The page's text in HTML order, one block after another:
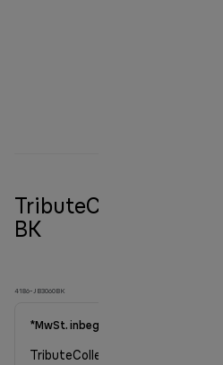
TributeCollection
BK
4186-JB3060BK
*MwSt. inbegriffen
TributeCollection Standmixer JB